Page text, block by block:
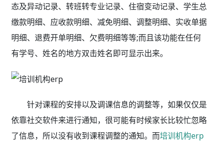
态及异动记录、转班转专业记录、住宿变动记录、学生总
缴款明细、应收款明细、减免明细、调整明细、实收单据
明细、退费开单明细、欠费明细等等;而且该功能在任何
有学号、姓名的地方双击姓名即可显示出来。
针对课程的安排以及调课信息的调整等，如果仅仅是
依靠社交软件来进行通知，很可能有时候家长比较忙忽略
了信息，所以没有收到课程调整的通知。而培训机构erp